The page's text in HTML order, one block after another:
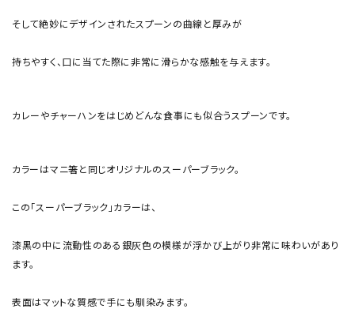
そして絶妙にデザインされたスプーンの曲線と厚みが
持ちやすく、口に当てた際に非常に滑らかな感触を与えます。
カレーやチャーハンをはじめどんな食事にも似合うスプーンです。
カラーはマニ箸と同じオリジナルのスーパーブラック。
この「スーパーブラック」カラーは、
漆黒の中に流動性のある銀灰色の模様が浮かび上がり非常に味わいがあり
ます。
表面はマットな質感で手にも馴染みます。